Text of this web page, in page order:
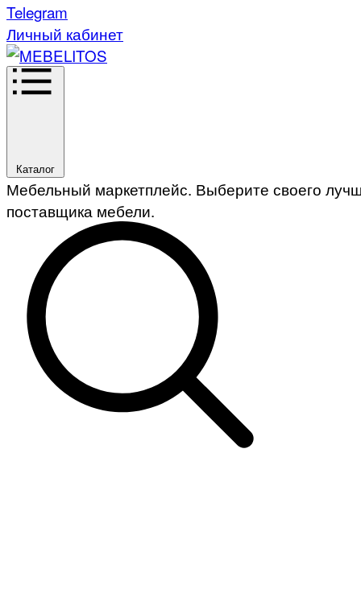
Telegram
Личный кабинет
Каталог
Мебельный маркетплейс. Выберите своего
поставщика мебели.